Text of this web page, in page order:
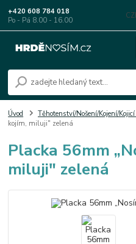
+420 608 784 018
Po - Pá 8.00 - 16.00
Úvod Těhotenství/Nošení/Kojení/
kojím, miluji" zelená
Placka 56mm
miluji" zelená